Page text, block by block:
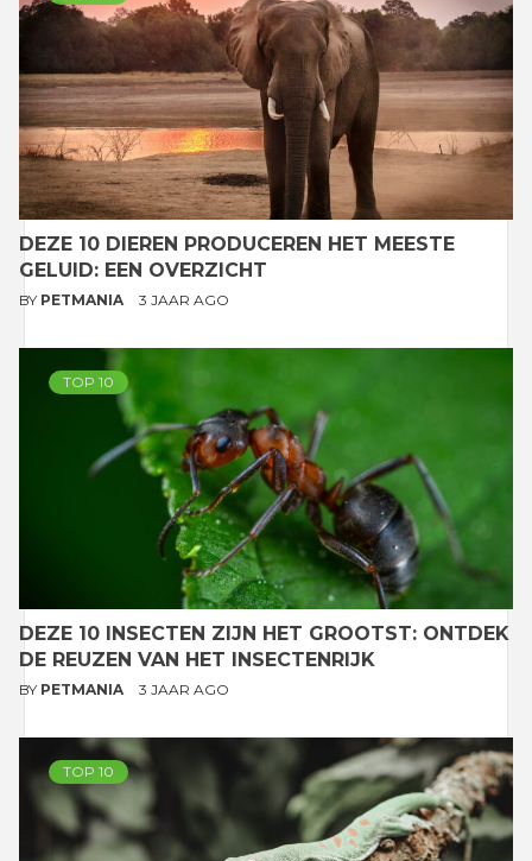
DEZE 10 DIEREN PRODUCEREN HET MEESTE
GELUID: EEN OVERZICHT
BY PETMANIA 3 JAAR AGO
TOP 10
DEZE 10 INSECTEN ZIJN HET GROOTST: ONTDEK
DE REUZEN VAN HET INSECTENRIJK
BY PETMANIA 3 JAAR AGO
TOP 10